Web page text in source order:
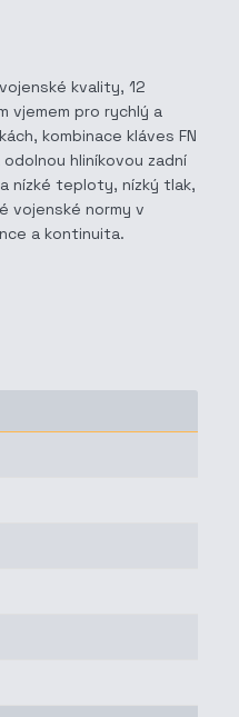
kvality, 12
vjemem pro rychlý a
kombinace kláves FN
hliníkovou zadní
nízké teploty, nízký tlak,
vojenské normy v
a kontinuita.